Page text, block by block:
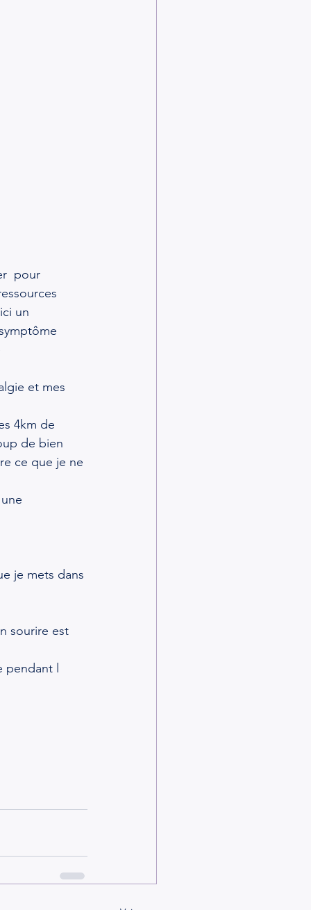
pour
un
et mes
4km de
de bien
ce que je ne
je mets dans
sourire est
l